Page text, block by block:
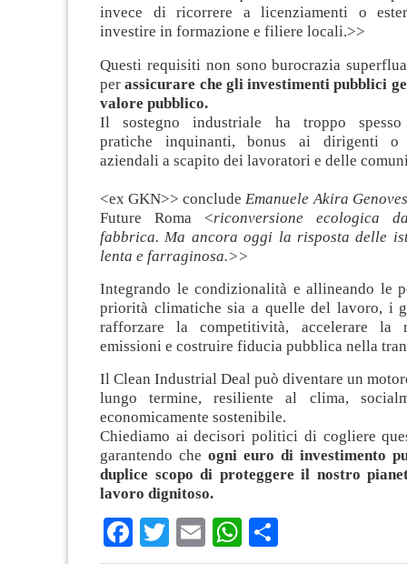
invece di ricorrere a licenziamenti o
investire in formazione e filiere locali.>>
Questi requisiti non sono burocrazia
perassicurare che gli investimenti pubblici
valore pubblico.
Il sostegno industriale ha troppo spesso
pratiche inquinanti, bonus ai dirigenti o
aziendali a scapito dei lavoratori e delle
<ex GKN>> conclude Emanuele Akira
Future Roma <riconversione ecologica
fabbrica. Ma ancora oggi la risposta delle
lenta e farraginosa.>>
Integrando le condizionalità e allineando le
priorità climatiche sia a quelle del lavoro, i
rafforzare la competitività, accelerare la
emissioni e costruire fiducia pubblica nella
Il Clean Industrial Deal può diventare un
lungo termine, resiliente al clima,
economicamente sostenibile.
Chiediamo ai decisori politici di cogliere
garantendo che ogni euro di investimento
duplice scopo di proteggere il nostro
lavoro dignitoso.
Facebook
TwitterEmailWhatsApp